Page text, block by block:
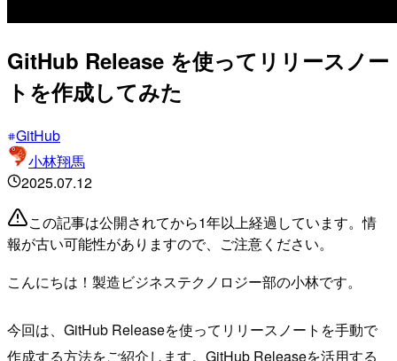
GitHub Release を使ってリリースノー
トを作成してみた
GitHub
小林翔馬
2025.07.12
この記事は公開されてから1年以上経過しています。情
報が古い可能性がありますので、ご注意ください。
こんにちは！製造ビジネステクノロジー部の小林です。
今回は、GitHub Releaseを使ってリリースノートを手動で
作成する方法をご紹介します。GitHub Releaseを活用する